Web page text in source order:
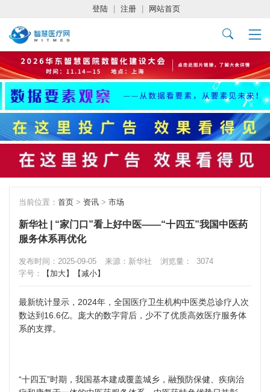
登陆 注册 网站首页
当前位置： 首页 > 资讯 > 市场
新华社 | “家门口”看上好中医——“十四五”我国中医药
服务体系再优化
发布时间：2025-09-05 来源：新华社 浏览量：
3074
字号：
【加大】 【减小】
最新统计显示，2024年，全国医疗卫生机构中医类总诊疗人次
数达到16.6亿。庞大的数字背后，少不了优质高效医疗服务体
系的支撑。
“十四五”时期，我国基本建成覆盖城乡，融预防保健、疾病治